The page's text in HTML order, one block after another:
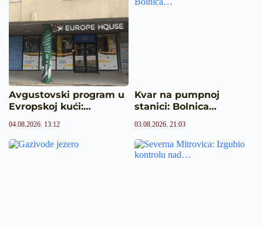
Avgustovski program u
Evropskoj kući:…
04.08.2026. 13:12
Kvar na pumpnoj
stanici: Bolnica…
03.08.2026. 21:03